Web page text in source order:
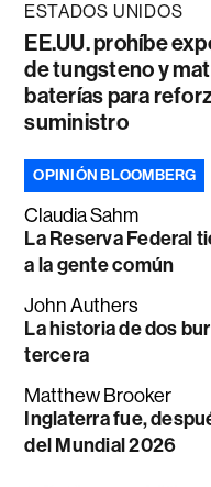
ESTADOS UNIDOS
EE.UU. prohíbe
de tungsteno y
baterías para
suministro
OPINIÓN BLOOMBERG
Claudia Sahm
La Reserva Federal
a la gente común
John Authers
La historia de dos
tercera
Matthew Brooker
Inglaterra fue,
del Mundial 2026